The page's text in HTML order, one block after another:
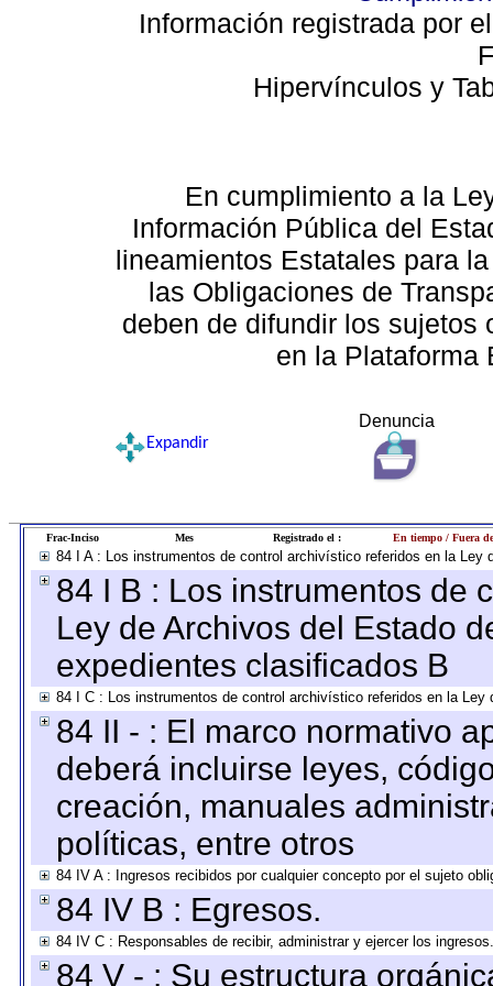
Información registrada por
Hipervínculos y
En cumplimiento a la
Información Pública del
lineamientos Estatales para
las Obligaciones de
deben de difundir los sujetos
en la Plataforma
Denuncia
Expandir
Frac-Inciso Mes Registrado el : En tiempo / Fuera
84 I A : Los instrumentos de control archivístico referidos en la
84 I B : Los instrumentos de
Ley de Archivos del Estado
expedientes clasificados B
84 I C : Los instrumentos de control archivístico referidos en la
84 II - : El marco normativo
deberá incluirse leyes,
creación, manuales
políticas, entre otros
84 IV A : Ingresos recibidos por cualquier concepto por el sujeto
84 IV B : Egresos.
84 IV C : Responsables de recibir, administrar y ejercer los ingresos.
84 V - : Su estructura